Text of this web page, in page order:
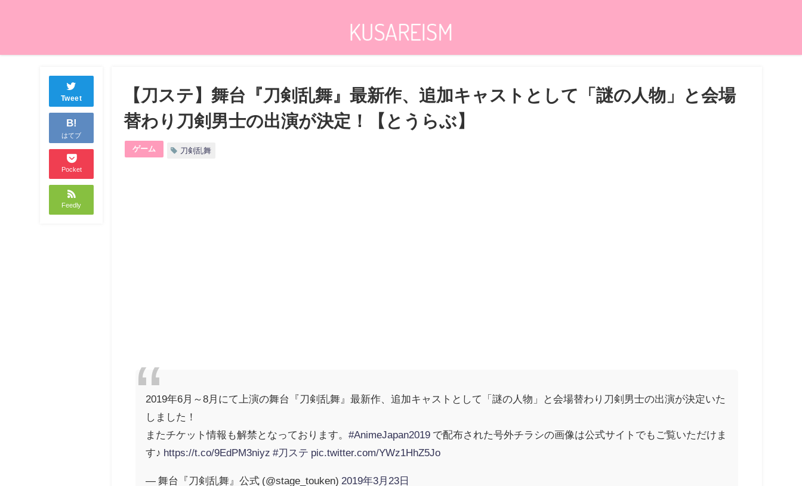
Tweet
B!
はてブ
Pocket
Feedly
【刀ステ】舞台『刀剣乱舞』最新作、追加キャストとして「謎の人物」と会場
替わり刀剣男士の出演が決定！【とうらぶ】
ゲーム 刀剣乱舞
2019年6月～8月にて上演の舞台『刀剣乱舞』最新作、追加キャストとして「謎の人物」と会場替わり刀剣男士の出演が決定いた
しました！
またチケット情報も解禁となっております。#AnimeJapan2019 で配布された号外チラシの画像は公式サイトでもご覧いただけま
す♪ https://t.co/9EdPM3niyz #刀ステ pic.twitter.com/YWz1HhZ5Jo
— 舞台『刀剣乱舞』公式 (@stage_touken) 2019年3月23日